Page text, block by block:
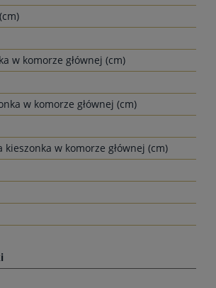
w komorze głównej (cm)
w komorze głównej (cm)
kieszonka w komorze głównej (cm)